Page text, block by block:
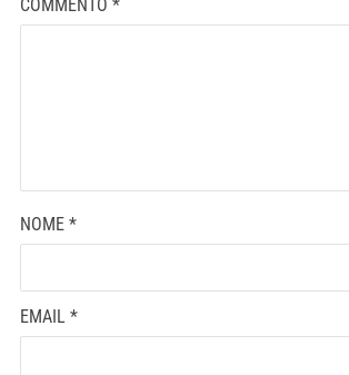
COMMENTO *
NOME *
EMAIL *